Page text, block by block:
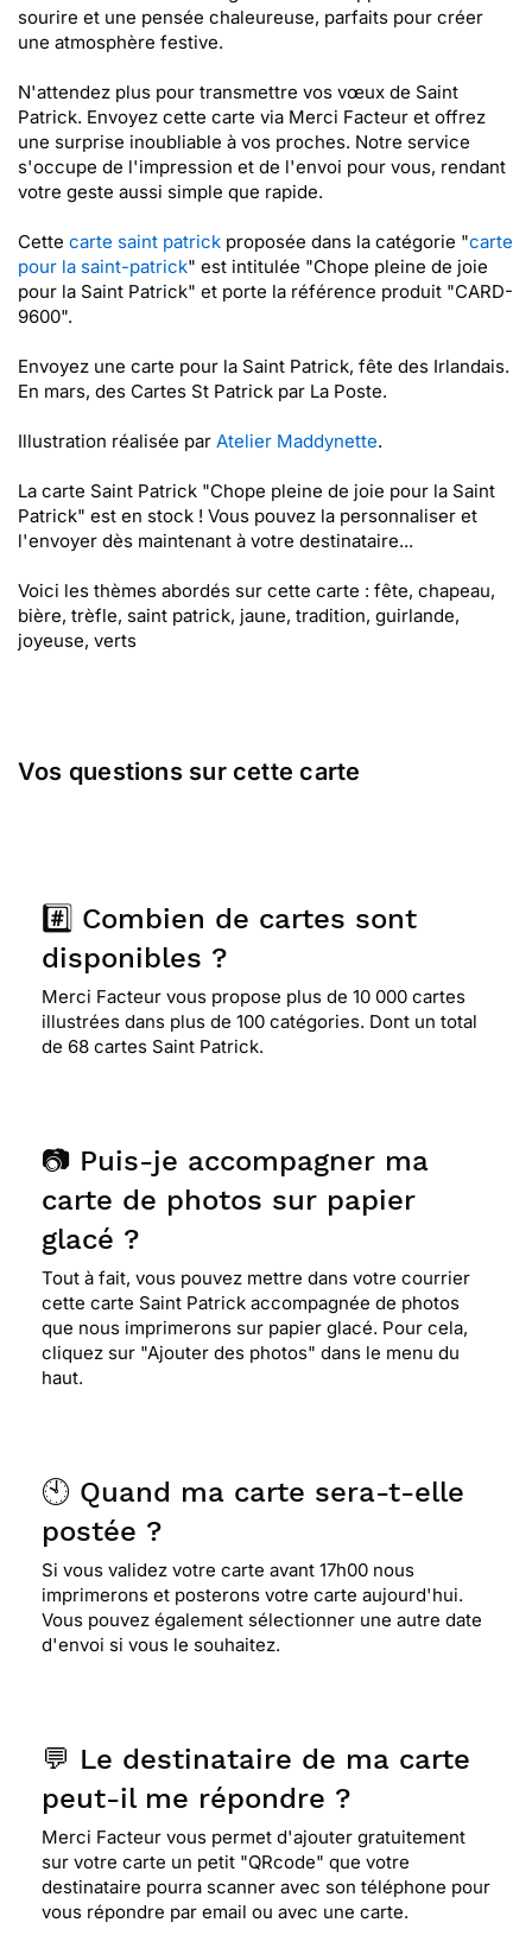
sourire et une pensée chaleureuse, parfaits pour créer
une atmosphère festive.
N'attendez plus pour transmettre vos vœux de Saint
Patrick. Envoyez cette carte via Merci Facteur et offrez
une surprise inoubliable à vos proches. Notre service
s'occupe de l'impression et de l'envoi pour vous, rendant
votre geste aussi simple que rapide.
Cette carte saint patrick proposée dans la catégorie "carte
pour la saint-patrick" est intitulée "Chope pleine de joie
pour la Saint Patrick" et porte la référence produit "CARD-
9600".
Envoyez une carte pour la Saint Patrick, fête des Irlandais.
En mars, des Cartes St Patrick par La Poste.
Illustration réalisée par Atelier Maddynette.
La carte Saint Patrick "Chope pleine de joie pour la Saint
Patrick" est en stock ! Vous pouvez la personnaliser et
l'envoyer dès maintenant à votre destinataire...
Voici les thèmes abordés sur cette carte : fête, chapeau,
bière, trèfle, saint patrick, jaune, tradition, guirlande,
joyeuse, verts
Vos questions sur cette carte
#️⃣ Combien de cartes sont
disponibles ?
Merci Facteur vous propose plus de 10 000 cartes
illustrées dans plus de 100 catégories. Dont un total
de 68 cartes Saint Patrick.
📷 Puis-je accompagner ma
carte de photos sur papier
glacé ?
Tout à fait, vous pouvez mettre dans votre courrier
cette carte Saint Patrick accompagnée de photos
que nous imprimerons sur papier glacé. Pour cela,
cliquez sur "Ajouter des photos" dans le menu du
haut.
🕙 Quand ma carte sera-t-elle
postée ?
Si vous validez votre carte avant 17h00 nous
imprimerons et posterons votre carte aujourd'hui.
Vous pouvez également sélectionner une autre date
d'envoi si vous le souhaitez.
💬 Le destinataire de ma carte
peut-il me répondre ?
Merci Facteur vous permet d'ajouter gratuitement
sur votre carte un petit "QRcode" que votre
destinataire pourra scanner avec son téléphone pour
vous répondre par email ou avec une carte.